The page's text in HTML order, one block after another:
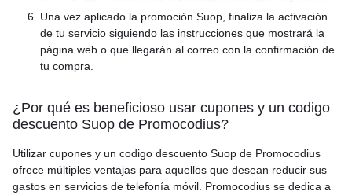
Una vez aplicado la promoción Suop, finaliza la activación
de tu servicio siguiendo las instrucciones que mostrará la
página web o que llegarán al correo con la confirmación de
tu compra.
¿Por qué es beneficioso usar cupones y un codigo
descuento Suop de Promocodius?
Utilizar cupones y un codigo descuento Suop de Promocodius
ofrece múltiples ventajas para aquellos que desean reducir sus
gastos en servicios de telefonía móvil. Promocodius se dedica a